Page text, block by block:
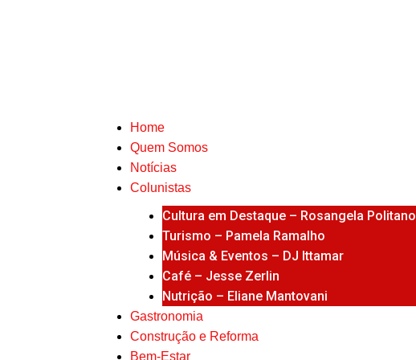
Home
Quem Somos
Notícias
Colunistas
Cultura em Destaque – Rosangela Politano
Turismo – Pamela Ramalho
Música & Eventos – DJ Ittamar
Café – Jesse Zerlin
Nutrição – Eliane Mantovani
Gastronomia
Construção e Reforma
Bem-Estar